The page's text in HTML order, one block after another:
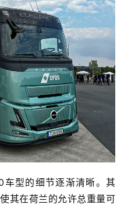
型的细节逐渐清晰。其
其在荷兰的允许总重量可